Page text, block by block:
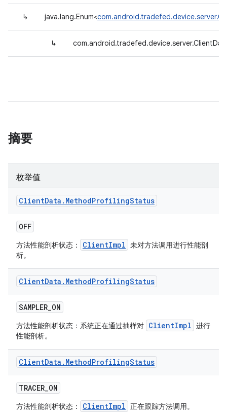
↳ java.lang.Enum<
↳
摘要
枚举值
ClientData . MethodProfilingStatus
OFF
方法性能剖析状态： ClientImpl 未对方法调用进行性能剖
析。
ClientData . MethodProfilingStatus
SAMPLER_ON
方法性能剖析状态：系统正在通过抽样对 ClientImpl 进行
性能剖析。
ClientData . MethodProfilingStatus
TRACER_ON
方法性能剖析状态： ClientImpl 正在跟踪方法调用。